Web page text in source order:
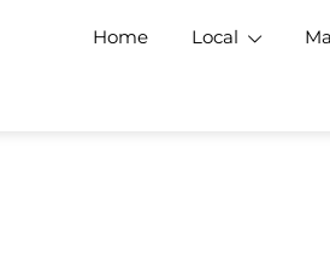
Home Local